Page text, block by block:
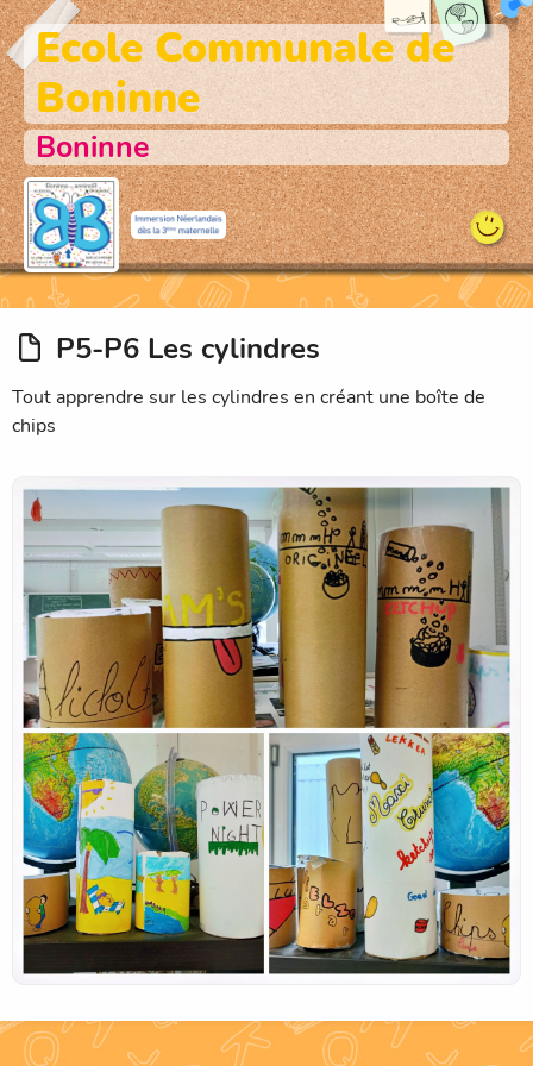
Ecole Communale de
Boninne
Boninne
P5-P6 Les cylindres
Tout apprendre sur les cylindres en créant une boîte de
chips